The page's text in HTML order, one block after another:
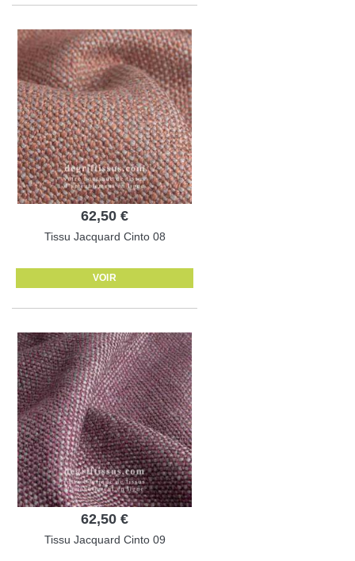
62,50 €
Tissu Jacquard Cinto 08
VOIR
62,50 €
Tissu Jacquard Cinto 09